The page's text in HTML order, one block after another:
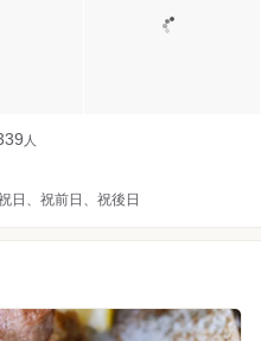
人
日、祝前日、祝後日